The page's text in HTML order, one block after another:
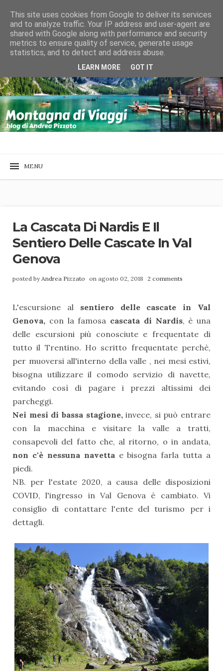
La Cascata Di Nardis E Il
Sentiero Delle Cascate In Val
Genova
posted by Andrea Pizzato on agosto 02, 2018 2 comments
L'escursione al sentiero delle cascate in Val
Genova, con la famosa cascata di Nardis, è una
delle escursioni più conosciute e frequentate di
tutto il Trentino. Ho scritto frequentate perchè,
per muoversi all'interno della valle , nei mesi estivi,
bisogna utilizzare il comodo servizio di navette,
evitando così di pagare i prezzi altissimi dei
parcheggi.
Nei mesi di bassa stagione, invece, si può entrare
con la macchina e visitare la valle a tratti,
consapevoli del fatto che, al ritorno, o in andata,
non c'è nessuna navetta e bisogna farla tutta a
piedi.
NB. per l'estate 2020, a causa delle disposizioni
COVID, l'ingresso in Val Genova è cambiato. Vi
consiglio di contattare l'ente del turismo per i
dettagli.
This site uses cookies from Google to deliver its services
and to analyze traffic. Your IP address and user-agent are
shared with Google along with performance and security
metrics to ensure quality of service, generate usage
statistics, and to detect and address abuse.
LEARN MORE GOT IT